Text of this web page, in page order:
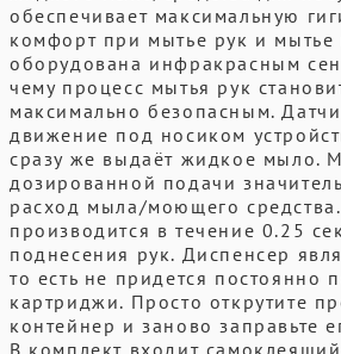
обеспечивает максимальную
комфорт при мытье рук и
оборудована инфракрасным
чему процесс мытья рук
максимально безопасным.
движение под носиком
сразу же выдаёт жидкое мыло.
дозированной подачи
расход мыла/моющего
производится в течение 0.25
поднесения рук. Диспенсер
то есть не придется постоянно
картриджи. Просто открутите
контейнер и заново заправьте
В комплект входит